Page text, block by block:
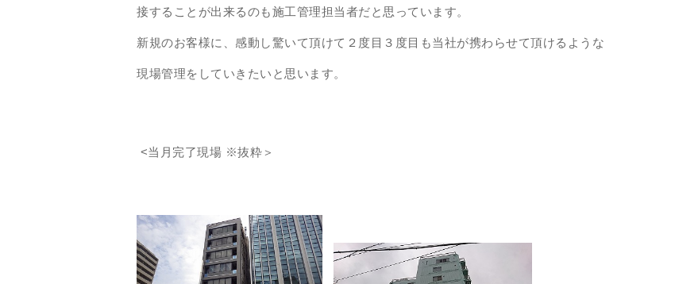
接することが出来るのも施工管理担当者だと思っています。
新規のお客様に、感動し驚いて頂けて２度目３度目も当社が携わらせて頂けるような
現場管理をしていきたいと思います。
<当月完了現場 ※抜粋＞